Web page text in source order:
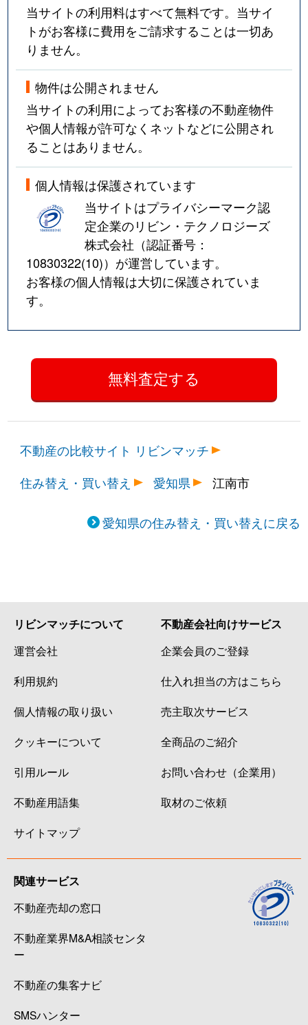
当サイトの利用料はすべて無料です。当サイ
トがお客様に費用をご請求することは一切あ
りません。
物件は公開されません
当サイトの利用によってお客様の不動産物件
や個人情報が許可なくネットなどに公開され
ることはありません。
個人情報は保護されています
当サイトはプライバシーマーク認
定企業のリビン・テクノロジーズ
株式会社（認証番号：
10830322(10)）が運営しています。
お客様の個人情報は大切に保護されていま
す。
不動産の比較サイト リビンマッチ
住み替え・買い替え
愛知県 江南市
愛知県の住み替え・買い替えに戻る
リビンマッチについて
運営会社
利用規約
個人情報の取り扱い
クッキーについて
引用ルール
不動産用語集
サイトマップ
不動産会社向けサービス
企業会員のご登録
仕入れ担当の方はこちら
売主取次サービス
全商品のご紹介
お問い合わせ（企業用）
取材のご依頼
関連サービス
不動産売却の窓口
不動産業界M&A相談センタ
ー
不動産の集客ナビ
SMSハンター